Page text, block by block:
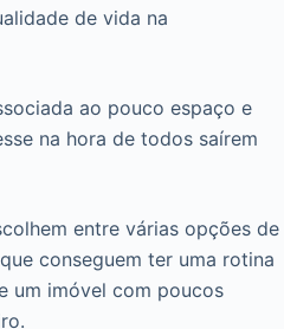
de vida na
ao pouco espaço e
na hora de todos saírem
entre várias opções de
conseguem ter uma rotina
um imóvel com poucos